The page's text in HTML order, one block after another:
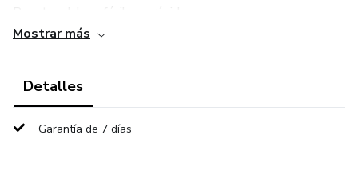
Ingredientes simples y accesibles
Opciones sin azúcar, sin gluten y sin lactosa
Mostrar más
Detalles
Garantía de 7 días